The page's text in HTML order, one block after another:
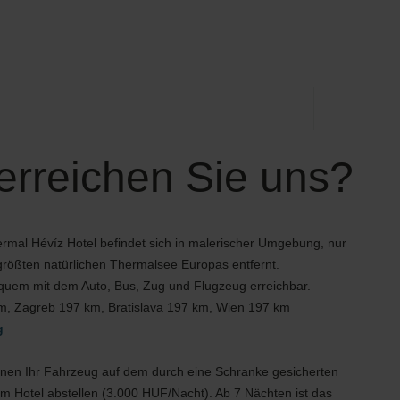
Sie uns?
Hévíz Hotel befindet sich in malerischer Umgebung, nur
natürlichen Thermalsee Europas entfernt.
mit dem Auto, Bus, Zug und Flugzeug erreichbar.
Zagreb 197 km, Bratislava 197 km, Wien 197 km
Ihr Fahrzeug auf dem durch eine Schranke gesicherten
Hotel abstellen (3.000 HUF/Nacht). Ab 7 Nächten ist das